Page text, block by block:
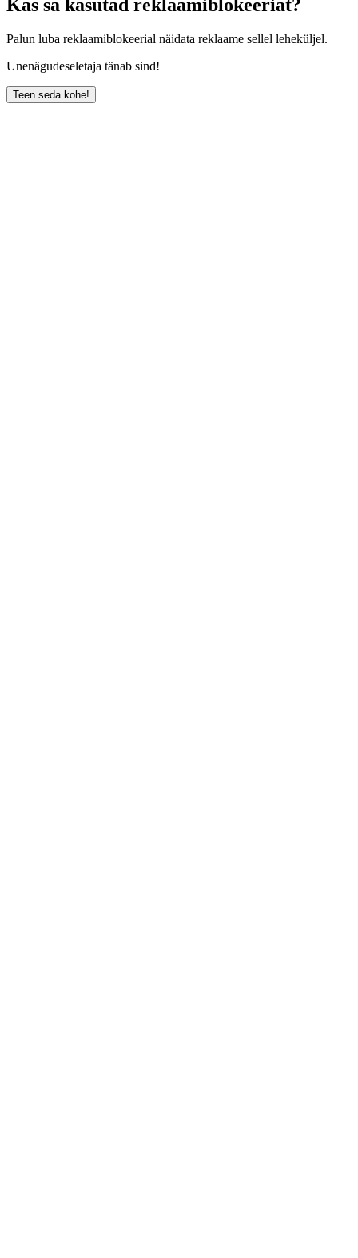
Kas sa kasutad reklaamiblokeeriat?
Palun luba reklaamiblokeerial näidata reklaame sellel leheküljel.
Unenägudeseletaja tänab sind!
Teen seda kohe!